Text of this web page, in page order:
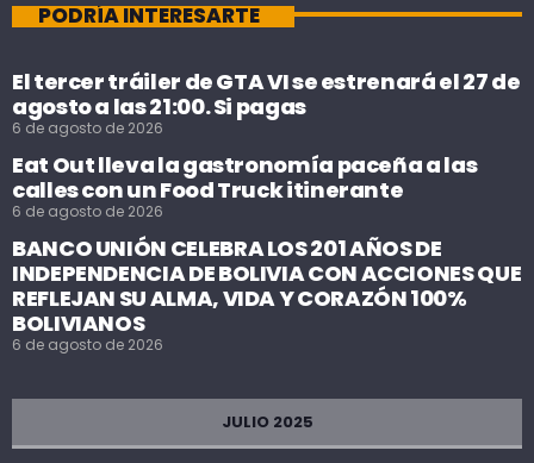
PODRÍA INTERESARTE
El tercer tráiler de GTA VI se estrenará el 27 de
agosto a las 21:00. Si pagas
6 de agosto de 2026
Eat Out lleva la gastronomía paceña a las
calles con un Food Truck itinerante
6 de agosto de 2026
BANCO UNIÓN CELEBRA LOS 201 AÑOS DE
INDEPENDENCIA DE BOLIVIA CON ACCIONES QUE
REFLEJAN SU ALMA, VIDA Y CORAZÓN 100%
BOLIVIANOS
6 de agosto de 2026
JULIO 2025